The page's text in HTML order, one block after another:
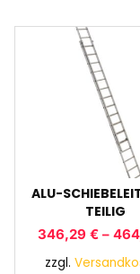
ALU-
TEILIG
346,29 €–
zzgl.